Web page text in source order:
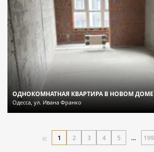
ОДНОКОМНАТНАЯ КВАРТИРА В НОВОМ ДОМЕ
Одесса, ул. Ивана Франко
« 1 2 3 4 5 … 199